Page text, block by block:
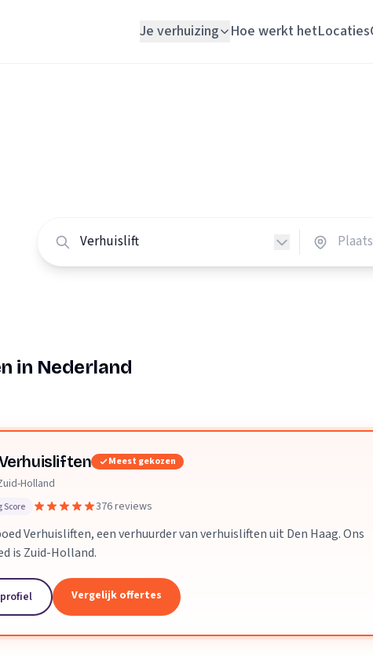
Je verhuizing
Loodgieter
Slotenmaker
Verhuisplanner
Hoe werkt hetLocaties
in Nederland
Meest gekozen
Holland
Score 376 reviews
Verhuisliften, een verhuurder van verhuisliften uit Den Haag. Ons
is Zuid-Holland.
Vergelijk offertes